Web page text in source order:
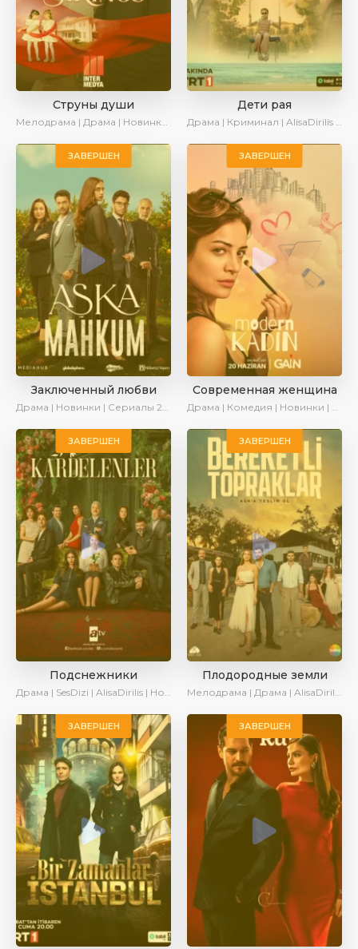
Струны души
Мелодрама | Драма | Новинки | Сериалы 2025
Дети рая
Драма | Криминал | AlisaDirilis | Новинки | Сериалы 2025
ЗАВЕРШЕН
Заключенный любви
Драма | Новинки | Сериалы 2025
ЗАВЕРШЕН
Современная женщина
Драма | Комедия | Новинки | Сериалы 2025
ЗАВЕРШЕН
Подснежники
Драма | SesDizi | AlisaDirilis | Новинки | Сериалы 2025
ЗАВЕРШЕН
Плодородные земли
Мелодрама | Драма | AlisaDirilis | Новинки | Сериалы 2025
ЗАВЕРШЕН ЗАВЕРШЕН